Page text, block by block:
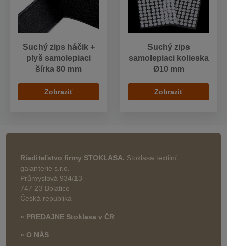
Suchý zips háčik +
plyš samolepiaci
šírka 80 mm
Zobraziť
Suchý zips
samolepiaci kolieska
Ø10 mm
Zobraziť
Riaditeľstvo firmy STOKLASA. Stoklasa textilní
galanterie s.r.o.
Průmyslová 934/13
747 23 Bolatice
Česká republika
» PREDAJNE Stoklasa v ČR
» O NÁS